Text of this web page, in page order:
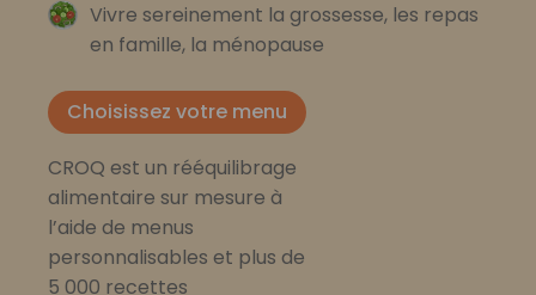
Vivre sereinement la grossesse, les repas
en famille, la ménopause
Choisissez votre menu
CROQ est un rééquilibrage
alimentaire sur mesure à
l’aide de menus
personnalisables et plus de
5 000 recettes